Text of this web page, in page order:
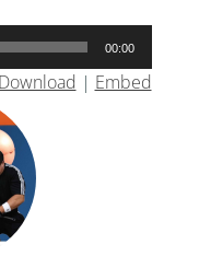
00:00
Download | Embed